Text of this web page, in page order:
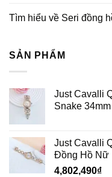
Tìm hiểu về Seri đồng
SẢN PHẨM
Just Cavalli
Snake
Just Cavalli
Đồng Hồ Nữ
4,802,490₫